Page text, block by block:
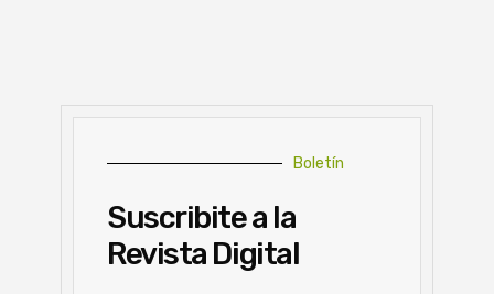
Boletín
Suscribite a la
Revista Digital